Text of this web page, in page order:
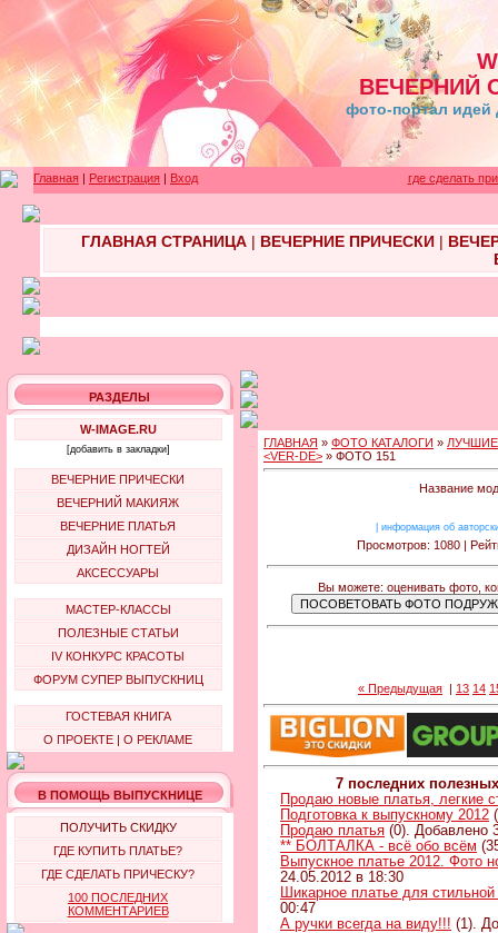
ВЕЧЕРНИЙ
фото-портал идей
Главная | Регистрация | Вход где сделать
ГЛАВНАЯ СТРАНИЦА| ВЕЧЕРНИЕ ПРИЧЕСКИ|
РАЗДЕЛЫ
W-IMAGE.RU
[добавить в закладки]
ВЕЧЕРНИЕ ПРИЧЕСКИ
ВЕЧЕРНИЙ МАКИЯЖ
ВЕЧЕРНИЕ ПЛАТЬЯ
ДИЗАЙН НОГТЕЙ
АКСЕССУАРЫ
МАСТЕР-КЛАССЫ
ПОЛЕЗНЫЕ СТАТЬИ
IV КОНКУРС КРАСОТЫ
ФОРУМ СУПЕР ВЫПУСКНИЦ
ГОСТЕВАЯ КНИГА
О ПРОЕКТЕ | О РЕКЛАМЕ
В ПОМОЩЬ ВЫПУСКНИЦЕ
ПОЛУЧИТЬ СКИДКУ
ГДЕ КУПИТЬ ПЛАТЬЕ?
ГДЕ СДЕЛАТЬ ПРИЧЕСКУ?
100 ПОСЛЕДНИХ
КОММЕНТАРИЕВ
ГЛАВНАЯ » ФОТО КАТАЛОГИ »
<VER-DE> » ФОТО 151
Название
информация об
Просмотров: 1080 |
Вы можете: оценивать фото,
« Предыдущая | 13 14
7 последних
Продаю новые платья, легкие
Подготовка к выпускному 2012
Продаю платья (0). Добавлено
** БОЛТАЛКА - всё обо всём
Выпускное платье 2012. Фото
24.05.2012 в 18:30
Шикарное платье для
00:47
А ручки всегда на виду!!! (1).